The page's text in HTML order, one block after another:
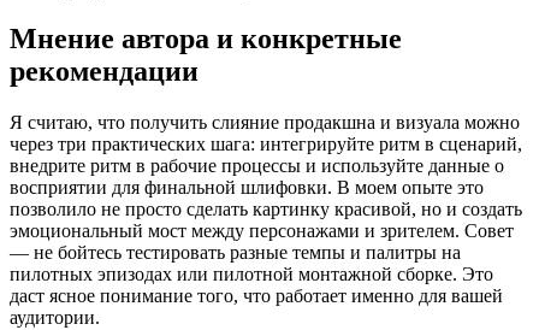
Мнение автора и конкретные
рекомендации
Я считаю, что получить слияние продакшна и визуала можно
через три практических шага: интегрируйте ритм в сценарий,
внедрите ритм в рабочие процессы и используйте данные о
восприятии для финальной шлифовки. В моем опыте это
позволило не просто сделать картинку красивой, но и создать
эмоциональный мост между персонажами и зрителем. Совет
— не бойтесь тестировать разные темпы и палитры на
пилотных эпизодах или пилотной монтажной сборке. Это
даст ясное понимание того, что работает именно для вашей
аудитории.